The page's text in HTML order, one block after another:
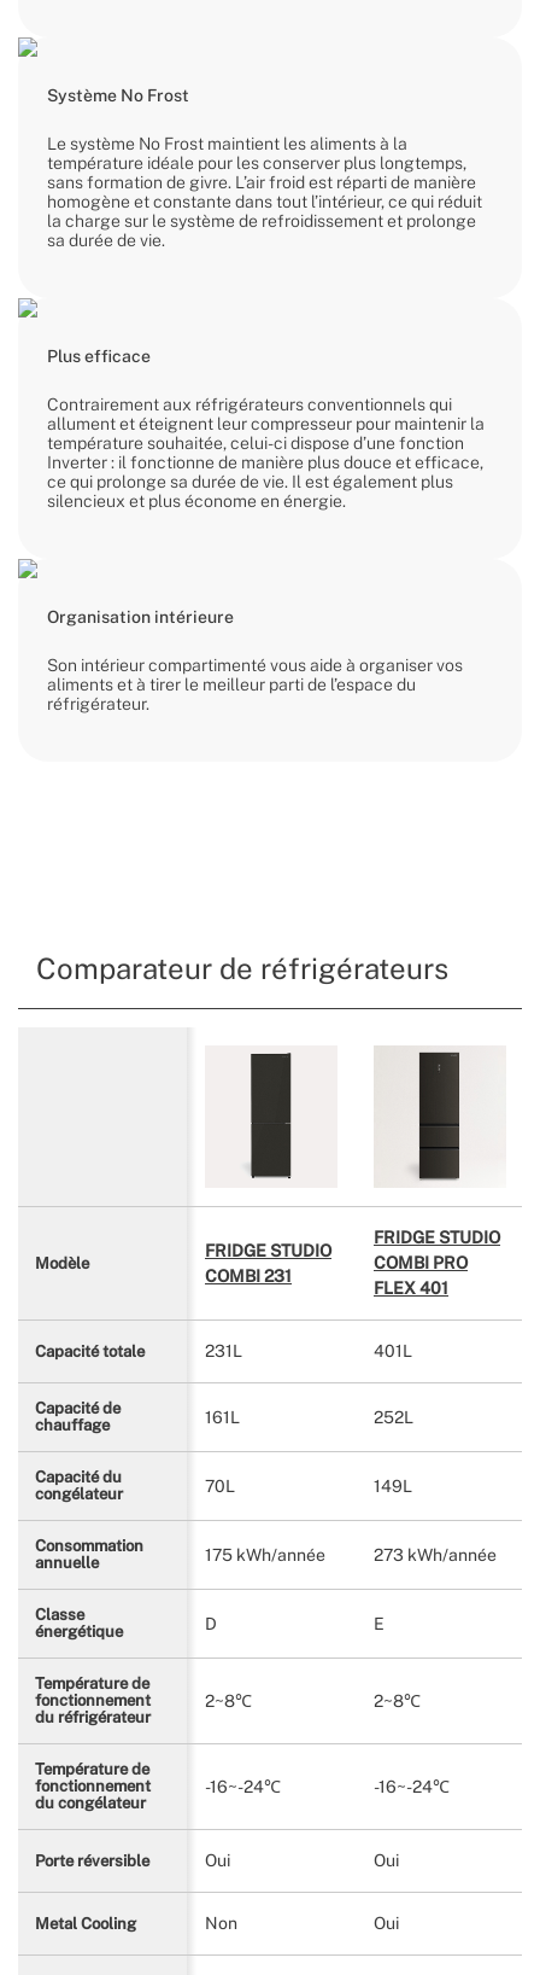
Système No Frost
Le système No Frost maintient les aliments à la
température idéale pour les conserver plus longtemps,
sans formation de givre. L’air froid est réparti de manière
homogène et constante dans tout l’intérieur, ce qui réduit
la charge sur le système de refroidissement et prolonge
sa durée de vie.
Plus efficace
Contrairement aux réfrigérateurs conventionnels qui
allument et éteignent leur compresseur pour maintenir la
température souhaitée, celui-ci dispose d’une fonction
Inverter : il fonctionne de manière plus douce et efficace,
ce qui prolonge sa durée de vie. Il est également plus
silencieux et plus économe en énergie.
Organisation intérieure
Son intérieur compartimenté vous aide à organiser vos
aliments et à tirer le meilleur parti de l’espace du
réfrigérateur.
Comparateur de réfrigérateurs
Modèle
FRIDGE STUDIO
COMBI 231
FRIDGE STUDIO
COMBI PRO
FLEX 401
Capacité totale 231L 401L
Capacité de
chauffage
161L 252L
Capacité du
congélateur
70L 149L
Consommation
annuelle
175 kWh/année 273 kWh/année
Classe
énergétique
D E
Température de
fonctionnement
du réfrigérateur
2~8℃ 2~8℃
Température de
fonctionnement
du congélateur
-16~-24℃ -16~-24℃
Porte réversible Oui Oui
Metal Cooling Non Oui